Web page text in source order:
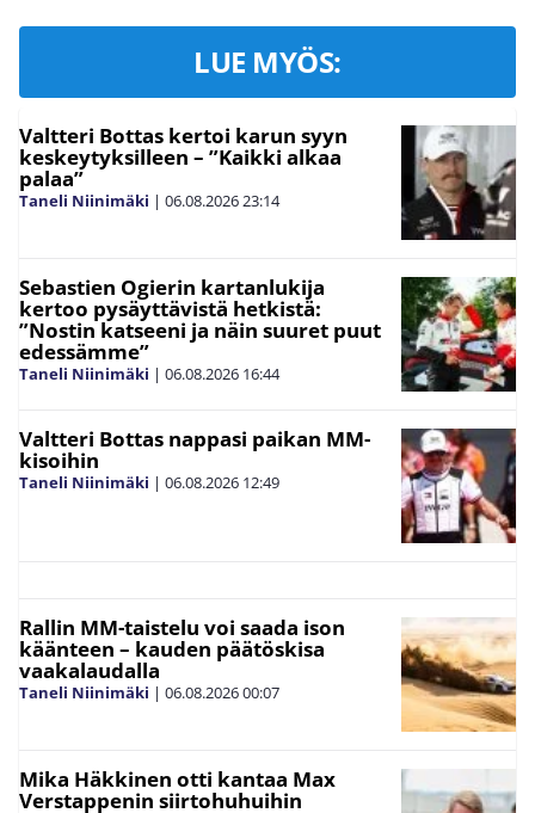
LUE MYÖS:
Valtteri Bottas kertoi karun syyn
keskeytyksilleen – ”Kaikki alkaa
palaa”
Taneli Niinimäki | 06.08.202623:14
Sebastien Ogierin kartanlukija
kertoo pysäyttävistä hetkistä:
”Nostin katseeni ja näin suuret puut
edessämme”
Taneli Niinimäki | 06.08.2026 16:44
Valtteri Bottas nappasi paikan MM-
kisoihin
Taneli Niinimäki | 06.08.2026 12:49
Rallin MM-taistelu voi saada ison
käänteen – kauden päätöskisa
vaakalaudalla
Taneli Niinimäki | 06.08.202600:07
Mika Häkkinen otti kantaa Max
Verstappenin siirtohuhuihin